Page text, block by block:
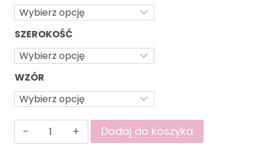
SZEROKOŚĆ
WZÓR
Dodaj do koszyka